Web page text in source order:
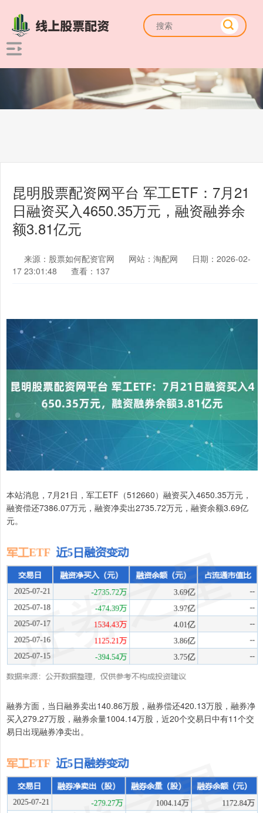
昆明股票配资网平台 军工ETF：7月21
日融资买入4650.35万元，融资融券余
额3.81亿元
来源：股票如何配资官网 网站：淘配网
日期：2026-02-
17 23:01:48
查看：137
本站消息，7月21日，军工ETF（512660）融资买入4650.35万元，
融资偿还7386.07万元，融资净卖出2735.72万元，融资余额3.69亿
元。
融券方面，当日融券卖出140.86万股，融券偿还420.13万股，融券净
买入279.27万股，融券余量1004.14万股，近20个交易日中有11个交
易日出现融券净卖出。